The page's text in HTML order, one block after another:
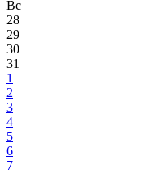
Вс
28
29
30
31
1
2
3
4
5
6
7